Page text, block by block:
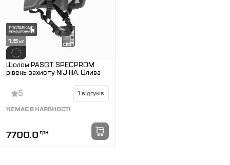
Шолом PASGT SPECPROM
рівень захисту NIJ IIIA. Олива
5 1 відгуків
НЕМАЄ В НАЯВНОСТІ
7700.0 грн